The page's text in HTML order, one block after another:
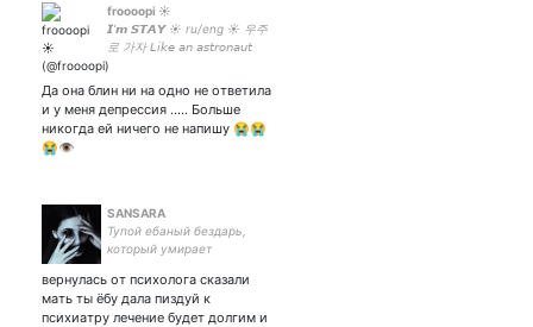
froooopi ☀️
𝙄'𝙢 𝙎𝙏𝘼𝙔 ☀️ ru/eng ☀️ 우주
로 가자 𝘓𝘪𝘬𝘦 𝘢𝘯 𝘢𝘴𝘵𝘳𝘰𝘯𝘢𝘶𝘵
Да она блин ни на одно не ответила
и у меня депрессия ..... Больше
никогда ей ничего не напишу 😭😭
😭👁️
SANSARA
Тупой ебаный бездарь,
который умирает
вернулась от психолога сказали
мать ты ёбу дала пиздуй к
психиатру лечение будет долгим и